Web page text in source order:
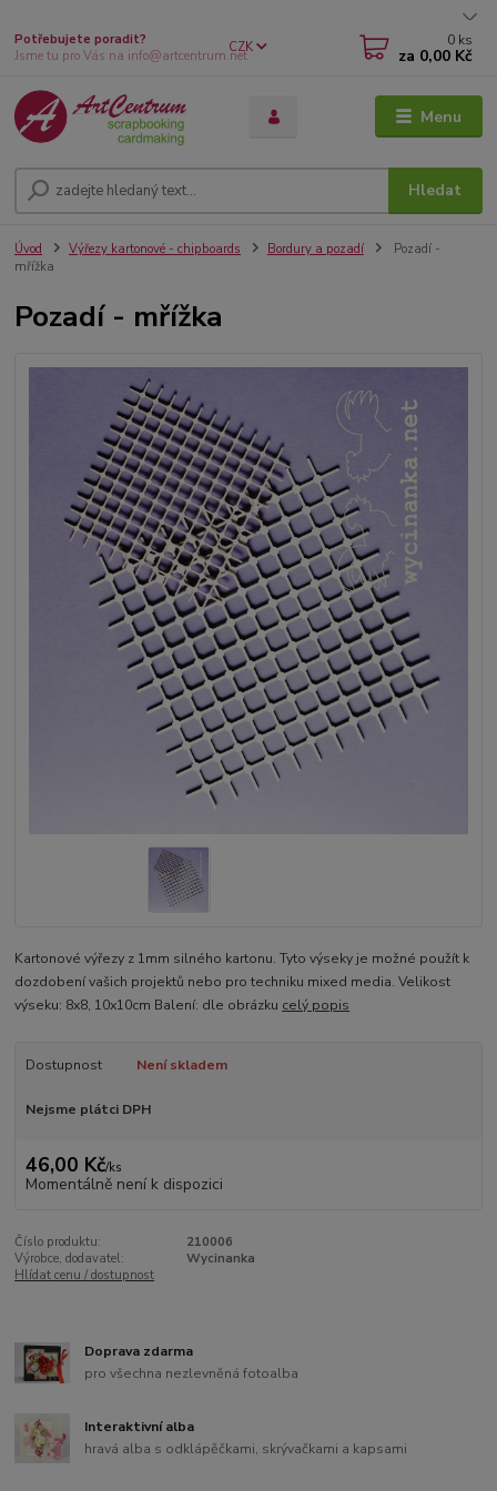
Menu
CZK
Hledat
Potřebujete poradit?
Jsme tu pro Vás na info@artcentrum.net
0 ks
za 0,00 Kč
Úvod Výřezy kartonové - chipboards Bordury a pozadí
Pozadí -
mřížka
Pozadí - mřížka
Kartonové výřezy z 1mm silného kartonu. Tyto výseky je možné použít k
dozdobení vašich projektů nebo pro techniku mixed media. Velikost
výseku: 8x8, 10x10cm Balení: dle obrázku celý popis
Dostupnost Není skladem
Nejsme plátci DPH
46,00 Kč/ks
Momentálně není k dispozici
Číslo produktu:
210006
Výrobce, dodavatel:
Wycinanka
Hlídat cenu / dostupnost
Doprava zdarma
pro všechna nezlevněná fotoalba
Interaktivní alba
hravá alba s odklápěčkami, skrývačkami a kapsami